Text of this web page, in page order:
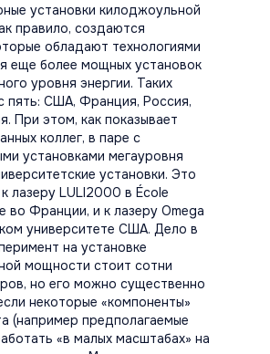
установки килоджоульной
правило, создаются
обладают технологиями
еще более мощных установок
уровня энергии. Таких
пять: США, Франция, Россия,
При этом, как показывает
коллег, в паре с
установками мегауровня
установки. Это
лазеру LULI2000 в École
во Франции, и к лазеру Omega
университете США. Дело в
на установке
мощности стоит сотни
но его можно существенно
некоторые «компоненты»
(например предполагаемые
«в малых масштабах» на